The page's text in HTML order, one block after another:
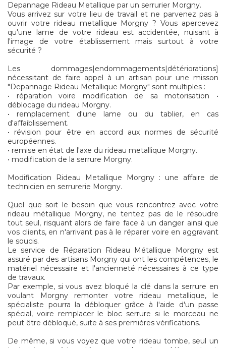
Depannage Rideau Metallique par un serrurier Morgny.
Vous arrivez sur votre lieu de travail et ne parvenez pas à
ouvrir votre rideau metallique Morgny ? Vous apercevez
qu'une lame de votre rideau est accidentée, nuisant à
l'image de votre établissement mais surtout à votre
sécurité ?
Les dommages|endommagements|détériorations]
nécessitant de faire appel à un artisan pour une misson
"Depannage Rideau Metallique Morgny" sont multiples :
• réparation voire modification de sa motorisation •
déblocage du rideau Morgny.
• remplacement d'une lame ou du tablier, en cas
d'affaiblissement.
• révision pour être en accord aux normes de sécurité
européennes.
• remise en état de l'axe du rideau metallique Morgny.
• modification de la serrure Morgny.
Modification Rideau Metallique Morgny : une affaire de
technicien en serrurerie Morgny.
Quel que soit le besoin que vous rencontrez avec votre
rideau métallique Morgny, ne tentez pas de le résoudre
tout seul, risquant alors de faire face à un danger ainsi que
vos clients, en n'arrivant pas à le réparer voire en aggravant
le soucis.
Le service de Réparation Rideau Métallique Morgny est
assuré par des artisans Morgny qui ont les compétences, le
matériel nécessaire et l'ancienneté nécessaires à ce type
de travaux.
Par exemple, si vous avez bloqué la clé dans la serrure en
voulant Morgny remonter votre rideau metallique, le
spécialiste pourra la débloquer grâce à l'aide d'un passe
spécial, voire remplacer le bloc serrure si le morceau ne
peut être débloqué, suite à ses premières vérifications.
De même, si vous voyez que votre rideau tombe, seul un